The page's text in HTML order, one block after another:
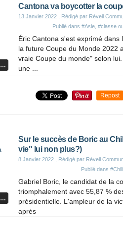
…
Cantona va boycotter la
13 Janvier 2022 , Rédigé par Réveil
Publié dans #Asie #classe
Éric Cantona s'est exprimé
la future Coupe du Monde 2022
vraie Coupe du monde" selon
une ...
Repost
…
Sur le succès de Boric au
vie" lui non plus?)
8 Janvier 2022 , Rédigé par Réveil
Publié dans #Chili
Gabriel Boric, le candidat de la
triomphalement avec 55,87 %
présidentielle. L'ampleur de la
après